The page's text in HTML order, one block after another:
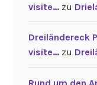
visite…zu
Dreiländereck
visite…zu